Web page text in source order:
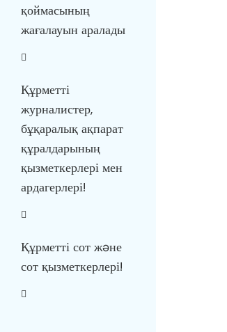
қоймасының
жағалауын аралады
Құрметті
журналистер,
бұқаралық ақпарат
құралдарының
қызметкерлері мен
ардагерлері!
Құрметті сот жəне
сот қызметкерлері!